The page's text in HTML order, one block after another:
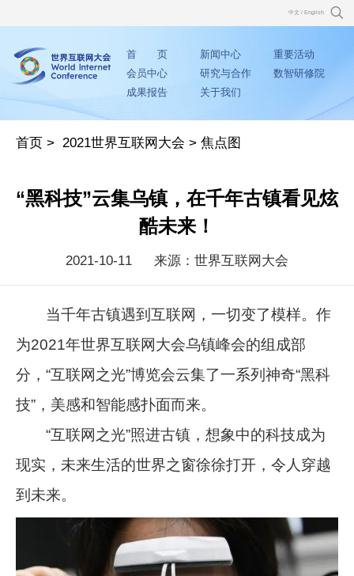
中文 / English
首 页 新闻中心
重要活动
会员中心
研究与合作
数智研修院
成果报告
关于我们
首页 > 2021世界互联网大会 >焦点图
“黑科技”云集乌镇，在千年古镇看见炫
酷未来！
2021-10-11 来源：世界互联网大会
当千年古镇遇到互联网，一切变了模样。作
为2021年世界互联网大会乌镇峰会的组成部
分，“互联网之光”博览会云集了一系列神奇“黑科
技”，美感和智能感扑面而来。
“互联网之光”照进古镇，想象中的科技成为
现实，未来生活的世界之窗徐徐打开，令人穿越
到未来。